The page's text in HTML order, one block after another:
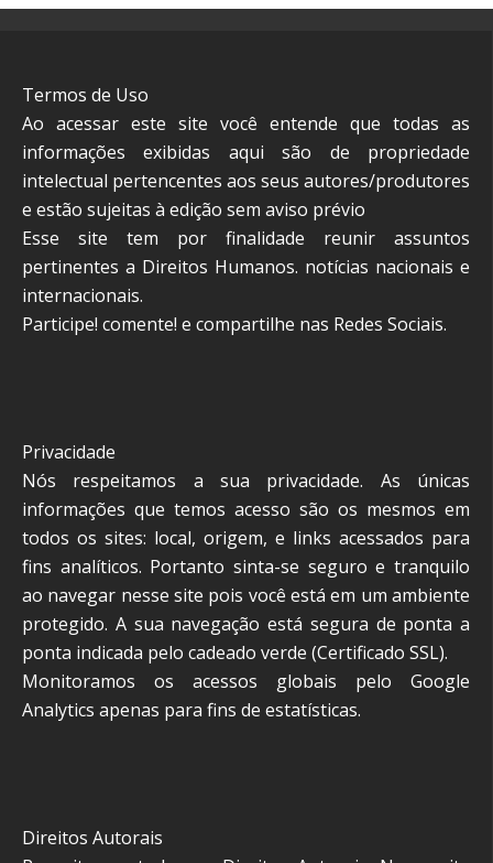
Termos de Uso
Ao acessar este site você entende que todas as
informações exibidas aqui são de propriedade
intelectual pertencentes aos seus autores/produtores
e estão sujeitas à edição sem aviso prévio
Esse site tem por finalidade reunir assuntos
pertinentes a Direitos Humanos. notícias nacionais e
internacionais.
Participe! comente! e compartilhe nas Redes Sociais.
Privacidade
Nós respeitamos a sua privacidade. As únicas
informações que temos acesso são os mesmos em
todos os sites: local, origem, e links acessados para
fins analíticos. Portanto sinta-se seguro e tranquilo
ao navegar nesse site pois você está em um ambiente
protegido. A sua navegação está segura de ponta a
ponta indicada pelo cadeado verde (Certificado SSL).
Monitoramos os acessos globais pelo Google
Analytics apenas para fins de estatísticas.
Direitos Autorais